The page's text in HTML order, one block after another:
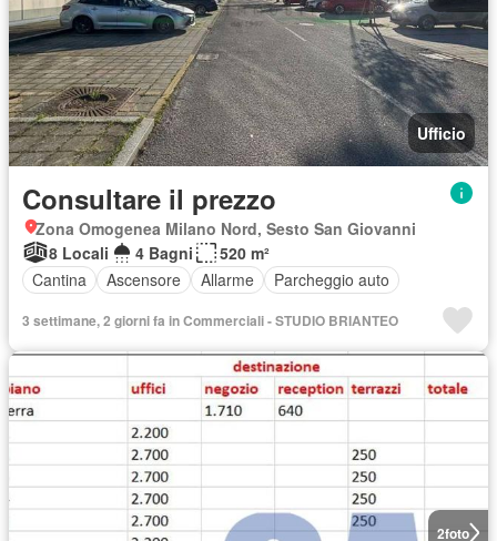
Ufficio
Consultare il prezzo
Zona Omogenea Milano Nord, Sesto San Giovanni
8 Locali
4 Bagni
520 m²
Cantina
Ascensore Allarme Parcheggio auto
3 settimane, 2 giorni fa in Commerciali - STUDIO BRIANTEO
2foto